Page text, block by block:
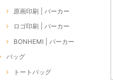
原画印刷 | パーカー
ロゴ印刷 | パーカー
BONHEMI | パーカー
バッグ
トートバッグ